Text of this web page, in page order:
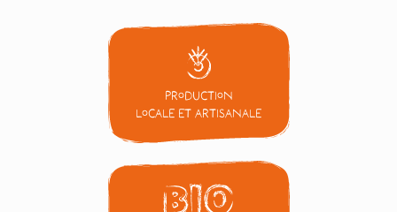
Production
locale et artisanale